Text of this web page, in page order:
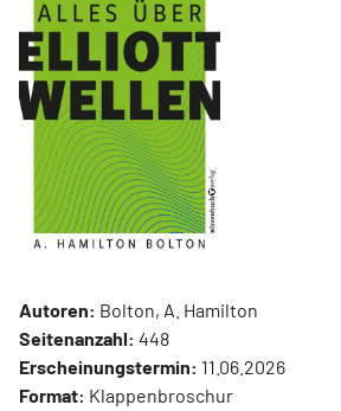
Autoren: Bolton, A. Hamilton
Seitenanzahl: 448
Erscheinungstermin: 11.06.2026
Format: Klappenbroschur